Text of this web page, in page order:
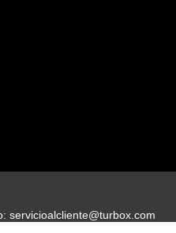
servicioalcliente@turbox.com